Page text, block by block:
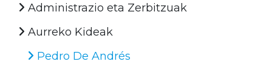
Administrazio eta Zerbitzuak
Aurreko Kideak
Pedro De Andrés